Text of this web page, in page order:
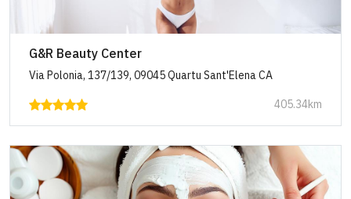
G&R Beauty Center
Via Polonia, 137/139, 09045 Quartu Sant'Elena CA
405.34km